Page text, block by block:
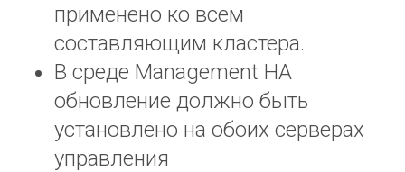
применено ко всем
составляющим кластера.
В среде Management HA
обновление должно быть
установлено на обоих серверах
управления
ЭКОСИСТЕМА
Мультивендорная техническая поддержка
Бесплатный учебный портал TS University
Авторизованный учебный центр NTC
Системный интегратор для коммерческих
и государственных организаций